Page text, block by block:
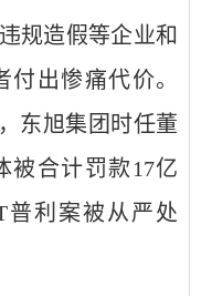
规造假等企业和
出惨痛代价。
东旭集团时任董
被合计罚款17亿
普利案被从严处